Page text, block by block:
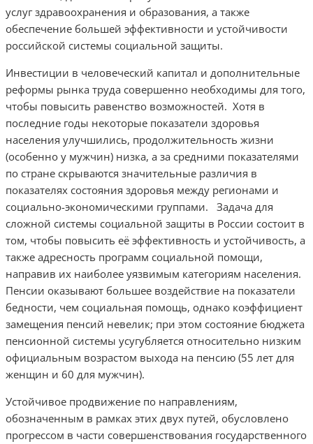
услуг здравоохранения и образования, а также
обеспечение большей эффективности и устойчивости
российской системы социальной защиты.
Инвестиции в человеческий капитал и дополнительные
реформы рынка труда совершенно необходимы для того,
чтобы повысить равенство возможностей. Хотя в
последние годы некоторые показатели здоровья
населения улучшились, продолжительность жизни
(особенно у мужчин) низка, а за средними показателями
по стране скрываются значительные различия в
показателях состояния здоровья между регионами и
социально-экономическими группами.
Задача для
сложной системы социальной защиты в России состоит в
том, чтобы повысить её эффективность и устойчивость, а
также адресность программ социальной помощи,
направив их наиболее уязвимым категориям населения.
Пенсии оказывают большее воздействие на показатели
бедности, чем социальная помощь, однако коэффициент
замещения пенсий невелик; при этом состояние бюджета
пенсионной системы усугубляется относительно низким
официальным возрастом выхода на пенсию (55 лет для
женщин и 60 для мужчин).
Устойчивое продвижение по направлениям,
обозначенным в рамках этих двух путей, обусловлено
прогрессом в части совершенствования государственного